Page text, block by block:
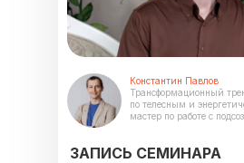
ЗАПИСЬ СЕМИНАРА
Константин Павлов
Трансформационный
по телесным и
мастер по работе с